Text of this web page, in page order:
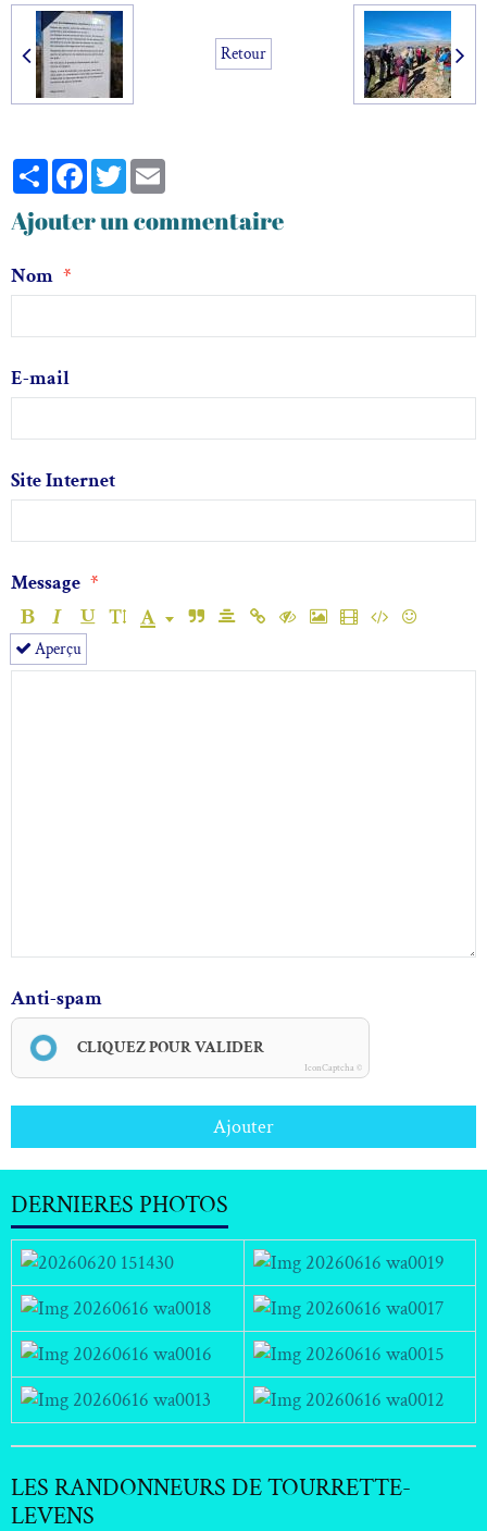
Retour
PartagerFacebook
Twitter
Ajouter un commentaire
Nom
E-mail
Site Internet
Message
Aperçu
Anti-spam
CLIQUEZ POUR VALIDER
IconCaptcha ©
Ajouter
DERNIERES PHOTOS
LES RANDONNEURS DE TOURRETTE-
LEVENS